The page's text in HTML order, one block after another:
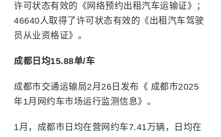
许可状态有效的《网络预约出租汽车运输证》；
46640人取得了许可状态有效的《出租汽车驾驶
员从业资格证》。
成都日均15.88单/车
成都市交通运输局2月26日发布《 成都市2025
年1月网约车市场运行监测信息》。
1月，成都市日均在营网约车7.41万辆，日均在